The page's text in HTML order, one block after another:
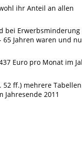
ihr Anteil an allen
bei Erwerbsminderung
65 Jahren waren und
Euro pro Monat im
52 ff.) mehrere Tabellen
2011